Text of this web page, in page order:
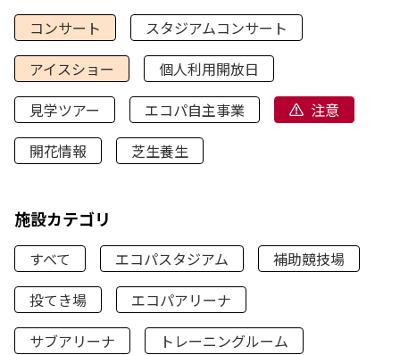
コンサート
スタジアムコンサート
アイスショー
個人利用開放日
見学ツアー
エコパ自主事業
注意
開花情報
芝生養生
施設カテゴリ
すべて エコパスタジアム
補助競技場
投てき場
エコパアリーナ
サブアリーナ
トレーニングルーム